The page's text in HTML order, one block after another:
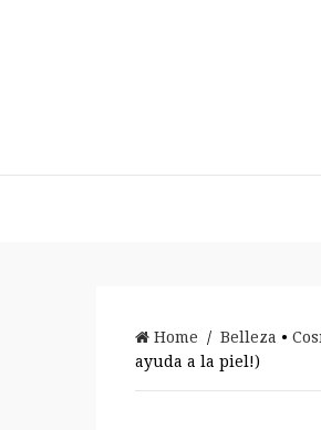
Home / Belleza •
ayuda a la piel!)